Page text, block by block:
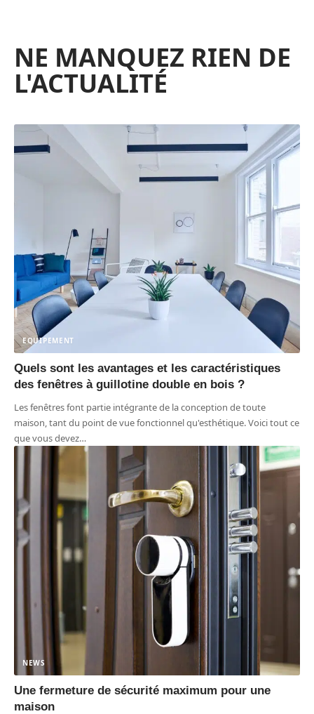
NE MANQUEZ RIEN DE
L'ACTUALITÉ
EQUIPEMENT
Quels sont les avantages et les caractéristiques
des fenêtres à guillotine double en bois ?
Les fenêtres font partie intégrante de la conception de toute
maison, tant du point de vue fonctionnel qu'esthétique. Voici tout ce
que vous devez…
NEWS
Une fermeture de sécurité maximum pour une
maison